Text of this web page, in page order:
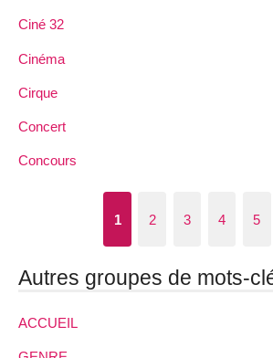
Ciné 32
Cinéma
Cirque
Concert
Concours
1 2 3 4 5
Autres groupes de mots-
ACCUEIL